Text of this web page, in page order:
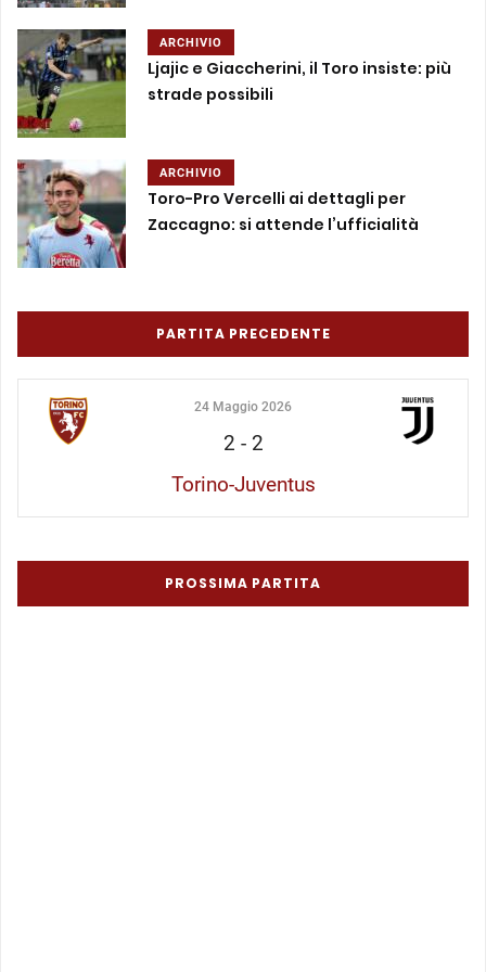
ARCHIVIO
Ljajic e Giaccherini, il Toro insiste: più
strade possibili
ARCHIVIO
Toro-Pro Vercelli ai dettagli per
Zaccagno: si attende l’ufficialità
PARTITA PRECEDENTE
24 Maggio 2026
2 - 2
Torino-Juventus
PROSSIMA PARTITA